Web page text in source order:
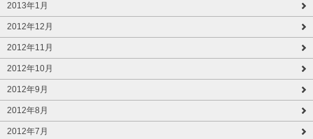
2013年1月
2012年12月
2012年11月
2012年10月
2012年9月
2012年8月
2012年7月